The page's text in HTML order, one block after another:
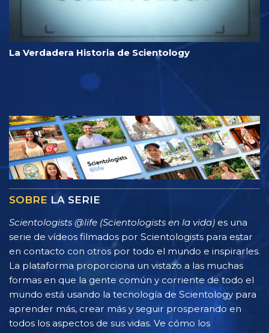
La Verdadera Historia de Scientology
SOBRE LA SERIE
Scientologists @life (Scientologists en la vida) es una
serie de vídeos filmados por Scientologists para estar
en contacto con otros por todo el mundo e inspirarles.
La plataforma proporciona un vistazo a las muchas
formas en que la gente común y corriente de todo el
mundo está usando la tecnología de Scientology para
aprender más, crear más y seguir prosperando en
todos los aspectos de sus vidas. Ve cómo los